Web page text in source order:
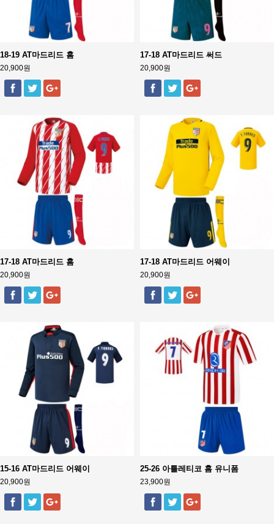
18-19 AT마드리드 홈
20,900원
17-18 AT마드리드 써드
20,900원
17-18 AT마드리드 홈
20,900원
17-18 AT마드리드 어웨이
20,900원
15-16 AT마드리드 어웨이
20,900원
25-26 아틀레티코 홈 유니폼
23,900원